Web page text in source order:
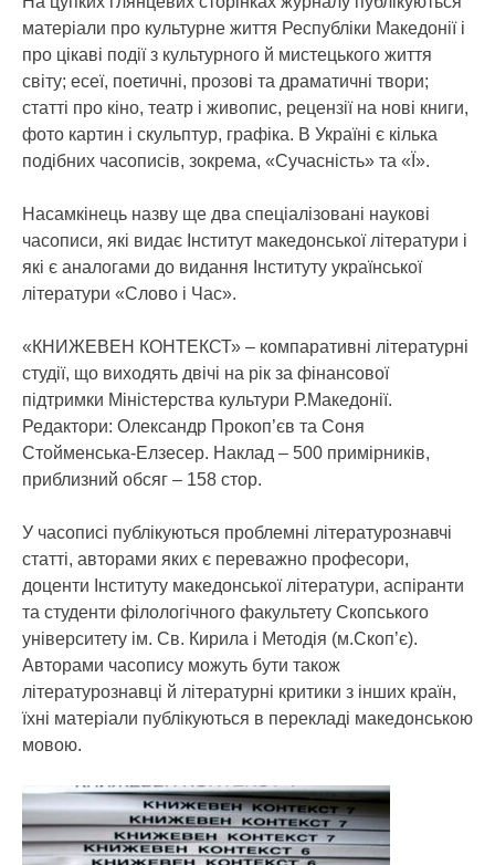
матеріали про культурне життя Республіки Македонії і
про цікаві події з культурного й мистецького життя
світу; есеї, поетичні, прозові та драматичні твори;
статті про кіно, театр і живопис, рецензії на нові книги,
фото картин і скульптур, графіка. В Україні є кілька
подібних часописів, зокрема, «Сучасність» та «Ї».
Насамкінець назву ще два спеціалізовані наукові
часописи, які видає Інститут македонської літератури і
які є аналогами до видання Інституту української
літератури «Слово і Час».
«КНИЖЕВЕН КОНТЕКСТ» – компаративні літературні
студії, що виходять двічі на рік за фінансової
підтримки Міністерства культури Р.Македонії.
Редактори: Олександр Прокоп’єв та Соня
Стойменська-Елзесер. Наклад – 500 примірників,
приблизний обсяг – 158 стор.
У часописі публікуються проблемні літературознавчі
статті, авторами яких є переважно професори,
доценти Інституту македонської літератури, аспіранти
та студенти філологічного факультету Скопського
університету ім. Св. Кирила і Методія (м.Скоп’є).
Авторами часопису можуть бути також
літературознавці й літературні критики з інших країн,
їхні матеріали публікуються в перекладі македонською
мовою.